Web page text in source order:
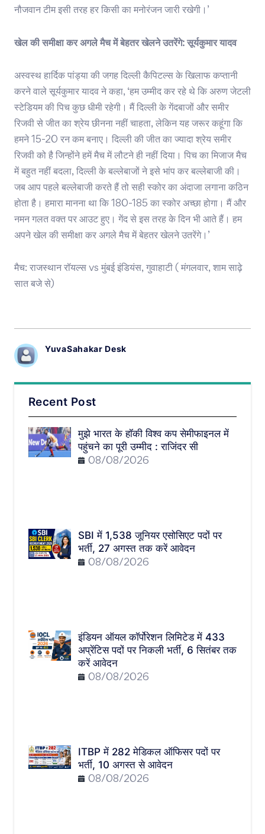
नौजवान टीम इसी तरह हर किसी का मनोरंजन जारी रखेगी।’
खेल की समीक्षा कर अगले मैच में बेहतर खेलने उतरेंगे: सूर्यकुमार यादव
अस्वस्थ हार्दिक पांड्या की जगह दिल्ली कैपिटल्स के खिलाफ कप्तानी
करने वाले सूर्यकुमार यादव ने कहा, ‘हम उम्मीद कर रहे थे कि अरुण जेटली
स्टेडियम की पिच कुछ धीमी रहेगी। मैं दिल्ली के गेंदबाजों और समीर
रिजवी से जीत का श्रेय छीनना नहीं चाहता, लेकिन यह जरूर कहूंगा कि
हमने 15-20 रन कम बनाए। दिल्ली की जीत का ज्यादा श्रेय समीर
रिजवी को है जिन्होंने हमें मैच में लौटने ही नहीं दिया। पिच का मिजाज मैच
में बहुत नहीं बदला, दिल्ली के बल्लेबाजों ने इसे भांप कर बल्लेबाजी की।
जब आप पहले बल्लेबाजी करते हैं तो सही स्कोर का अंदाजा लगाना कठिन
होता है। हमारा मानना था कि 180-185 का स्कोर अच्छा होगा। मैं और
नमन गलत वक्त पर आउट हुए। गेंद से इस तरह के दिन भी आते हैं। हम
अपने खेल की समीक्षा कर अगले मैच में बेहतर खेलने उतरेंगे।’
मैच: राजस्थान रॉयल्स vs मुंबई इंडियंस, गुवाहाटी ( मंगलवार, शाम साढ़े
सात बजे से)
YuvaSahakar Desk
Recent Post
मुझे भारत के हॉकी विश्व कप सेमीफाइनल में
पहुंचने का पूरी उम्मीद : राजिंदर सी
08/08/2026
SBI में 1,538 जूनियर एसोसिएट पदों पर
भर्ती, 27 अगस्त तक करें आवेदन
08/08/2026
इंडियन ऑयल कॉर्पोरेशन लिमिटेड में 433
अप्रेंटिस पदों पर निकली भर्ती, 6 सितंबर तक
करें आवेदन
08/08/2026
ITBP में 282 मेडिकल ऑफिसर पदों पर
भर्ती, 10 अगस्त से आवेदन
08/08/2026